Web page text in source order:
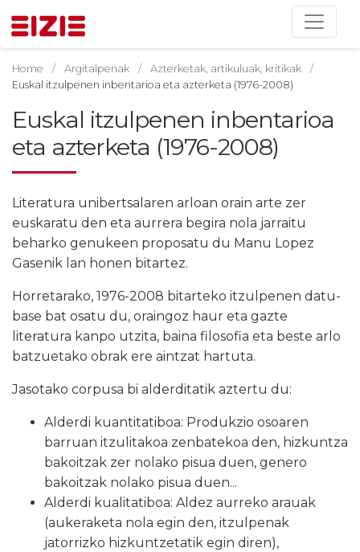
Home Argitalpenak
Azterketak, artikuluak, kritikak
Euskal itzulpenen inbentarioa eta azterketa (1976-2008)
Euskal itzulpenen inbentarioa
eta azterketa (1976-2008)
Literatura unibertsalaren arloan orain arte zer
euskaratu den eta aurrera begira nola jarraitu
beharko genukeen proposatu du Manu Lopez
Gasenik lan honen bitartez.
Horretarako, 1976-2008 bitarteko itzulpenen datu-
base bat osatu du, oraingoz haur eta gazte
literatura kanpo utzita, baina filosofia eta beste arlo
batzuetako obrak ere aintzat hartuta.
Jasotako corpusa bi alderditatik aztertu du:
Alderdi kuantitatiboa: Produkzio osoaren
barruan itzulitakoa zenbatekoa den, hizkuntza
bakoitzak zer nolako pisua duen, genero
bakoitzak nolako pisua duen...
Alderdi kualitatiboa: Aldez aurreko arauak
(aukeraketa nola egin den, itzulpenak
jatorrizko hizkuntzetatik egin diren),